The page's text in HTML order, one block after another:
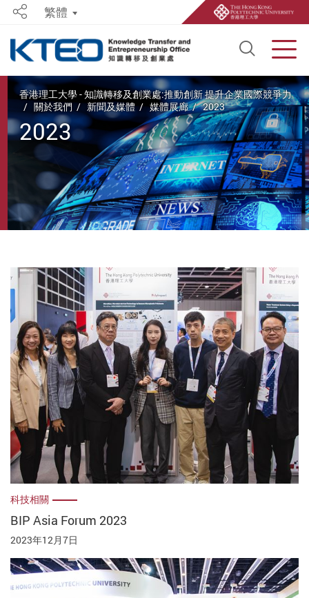
Open
Share繁體
Start main content
香港理工大學 - 知識轉移及創業處:推動創新 提升企業國際競爭力
關於我們
新聞及媒體 媒體展廊 2023
2023
科技相關
BIP Asia Forum 2023
2023年12月7日